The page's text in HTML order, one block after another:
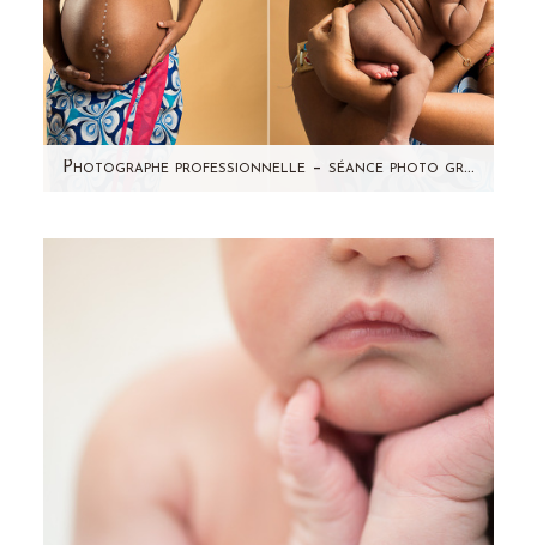
Photographe professionnelle – séance photo grossesse studio Paris et 92
de coeur ! Cette jolie future maman m'a
contactée du Gabon pour…